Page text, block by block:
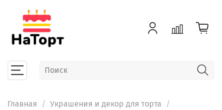
Главная
Украшения и декор для торта